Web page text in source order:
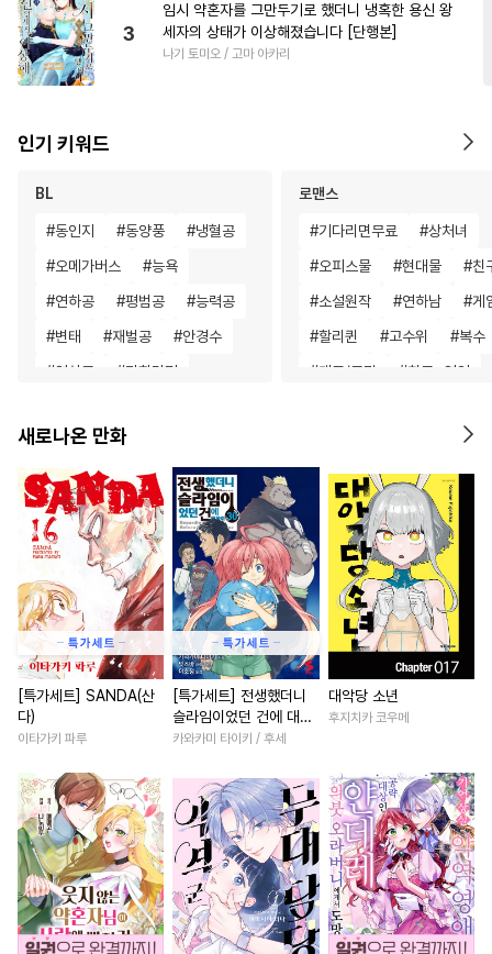
3
임시 약혼자를 그만두기로 했더니 냉혹한 용신 왕
세자의 상태가 이상해졌습니다 [단행본]
나기 토미오 / 고마 아카리
인기 키워드
BL
#동인지 #동양풍 #냉혈공
#오메가버스 #능욕
#연하공 #평범공 #능력공
#변태 #재벌공 #안경수
#연상공 #만화단편
#OO버스
#애증관계 #SM
#주종관계 #츤데레공
#유혹수 #첫사랑 #평범수
#음험공 #드라마 #소심수
#학원/캠퍼스 #친구 #부부
#인외존재 #인싸공
#능글공 #강수 #장발
#얼빠수
#문란수 #연하수
#웹툰단행본 # 민감수
# 잔망수 #조교 #연예계
#사제관계 #또라이공
#미남수 #계약관계
로맨스
#기다리면무료 #상처녀
#오피스물 #현대물 #친
#소설원작 #연하남 #게
#할리퀸 #고수위 #복수
#개그/코믹 #친구>연인
동양
재벌남 #첫사랑 #평범
원나잇 #회귀물 #
#
능력녀 #계략남 #
#
학원/캠퍼스 #성장물
#직진남 #영상화
#친구>연인 #연상연하
조신남 #판타지/SF
#
선후배 #까칠남
# 후회녀 #명문세가
#짝사랑 #소년 #첫경험
#다정남 #능욕 #무심남
#절륜 #역사/시대물 #
#서양풍 #철벽녀 #육아
새로나온 만화
[특가세트] SANDA(산
다)
이타가키 파루
[특가세트] 전생했더니
슬라임이었던 건에 대하
여 (코믹스)
카와카미 타이키 / 후세
대악당 소년
후지치카 코우메